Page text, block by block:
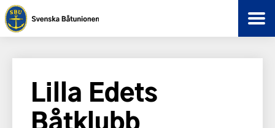
Lilla Edets
Båtklubb